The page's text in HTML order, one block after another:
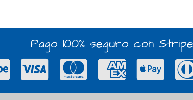
Pago 100% seguro con Stripe